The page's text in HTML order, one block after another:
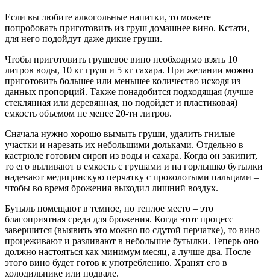
Если вы любите алкогольные напитки, то можете
попробовать приготовить из груш домашнее вино. Кстати,
для него подойдут даже дикие груши.
Чтобы приготовить грушевое вино необходимо взять 10
литров воды, 10 кг груш и 5 кг сахара. При желании можно
приготовить большее или меньшее количество исходя из
данных пропорций. Также понадобится подходящая (лучше
стеклянная или деревянная, но подойдет и пластиковая)
емкость объемом не менее 20-ти литров.
Сначала нужно хорошо вымыть груши, удалить гнилые
участки и нарезать их небольшими дольками. Отдельно в
кастрюле готовим сироп из воды и сахара. Когда он закипит,
то его выливают в емкость с грушами и на горлышко бутылки
надевают медицинскую перчатку с проколотыми пальцами –
чтобы во время брожения выходил лишний воздух.
Бутыль помещают в темное, но теплое место – это
благоприятная среда для брожения. Когда этот процесс
завершится (выявить это можно по сдутой перчатке), то вино
процеживают и разливают в небольшие бутылки. Теперь оно
должно настояться как минимум месяц, а лучше два. После
этого вино будет готов к употреблению. Хранят его в
холодильнике или подвале.